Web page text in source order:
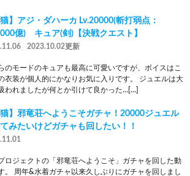
猫】アジ・ダハーカ Lv.20000(斬打弱点：
億) キュア(剣)【決戦クエスト】
2023.10.02更新
のモードのキュアも最高に可愛いですが、ボイスはこ
衣装が個人的にかなりお気に入りです。 ジュエルは大
われましたが何とか引けて良かった…[…]
猫】邪竜荘へようこそガチャ！20000ジュエル
みたいけどガチャも回したい！！
ロジェクトの「邪竜荘へようこそ」ガチャを回した動
。 周年&水着ガチャ以来久しぶりにガチャを回しまし